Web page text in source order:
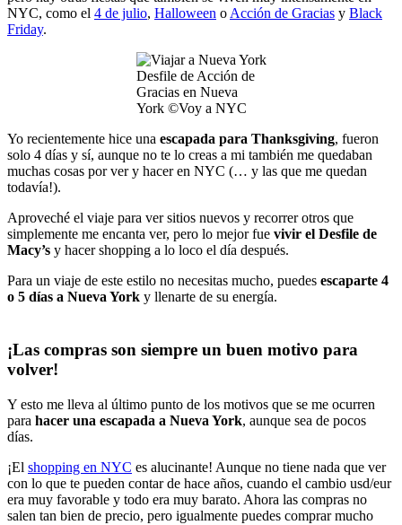
NYC, como el 4 de julio, Halloween o Acción de Gracias y Black
Friday.
Desfile de Acción de
Gracias en Nueva
York ©Voy a NYC
Yo recientemente hice una escapada para Thanksgiving, fueron
solo 4 días y sí, aunque no te lo creas a mi también me quedaban
muchas cosas por ver y hacer en NYC (… y las que me quedan
todavía!).
Aproveché el viaje para ver sitios nuevos y recorrer otros que
simplemente me encanta ver, pero lo mejor fue vivir el Desfile de
Macy’s y hacer shopping a lo loco el día después.
Para un viaje de este estilo no necesitas mucho, puedes escaparte 4
o 5 días a Nueva York y llenarte de su energía.
¡Las compras son siempre un buen motivo para
volver!
Y esto me lleva al último punto de los motivos que se me ocurren
para hacer una escapada a Nueva York, aunque sea de pocos
días.
¡El shopping en NYC es alucinante! Aunque no tiene nada que ver
con lo que te pueden contar de hace años, cuando el cambio usd/eur
era muy favorable y todo era muy barato. Ahora las compras no
salen tan bien de precio, pero igualmente puedes comprar mucho